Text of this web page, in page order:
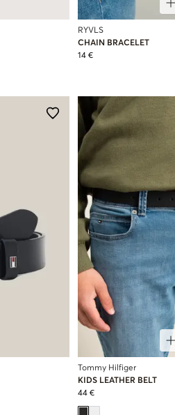
RYVLS
CHAIN BRACELET
14 €
Tommy Hilfiger
KIDS LEATHER BELT
44 €